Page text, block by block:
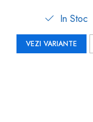
In Stoc
VEZI VARIANTE